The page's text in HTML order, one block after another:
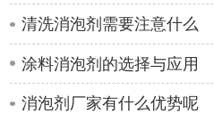
清洗消泡剂需要注意什么
涂料消泡剂的选择与应用
消泡剂厂家有什么优势呢